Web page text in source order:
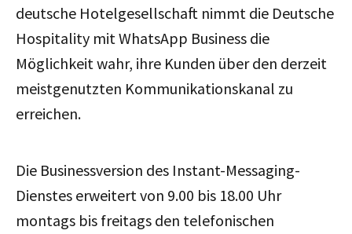
deutsche Hotelgesellschaft nimmt die Deutsche
Hospitality mit WhatsApp Business die
Möglichkeit wahr, ihre Kunden über den derzeit
meistgenutzten Kommunikationskanal zu
erreichen.
Die Businessversion des Instant-Messaging-
Dienstes erweitert von 9.00 bis 18.00 Uhr
montags bis freitags den telefonischen